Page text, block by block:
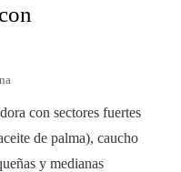
con sectores fuertes
de palma), caucho
y medianas